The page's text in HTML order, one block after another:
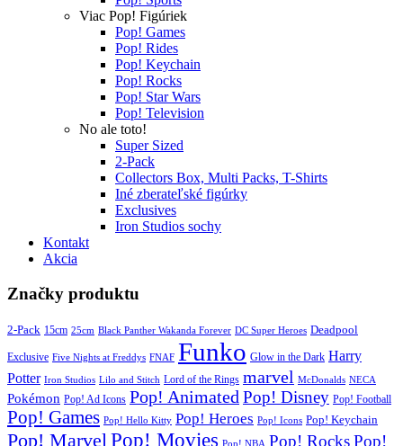
Viac Pop! Figúriek
Pop! Games
Pop! Rides
Pop! Keychain
Pop! Rocks
Pop! Star Wars
Pop! Television
No ale toto!
Super Sized
2-Pack
Collectors Box, Multi Packs, T-Shirts
Iné zberateľské figúrky
Exclusives
Iron Studios sochy
Kontakt
Akcia
Značky produktu
2-Pack 15cm 25cm Black Panther Wakanda Forever DC Super Heroes Deadpool
Exclusive Five Nights at Freddys FNAF Funko Glow in the Dark Harry
Potter Iron Studios Lilo and Stitch Lord of the Rings marvel McDonalds NECA
Pokémon Pop! Ad Icons Pop! Animated Pop! Disney Pop! Football
Pop! Games Pop! Hello Kitty Pop! Heroes Pop! Icons Pop! Keychain
Pop! Marvel Pop! Movies Pop! NBA Pop! RocksPop!